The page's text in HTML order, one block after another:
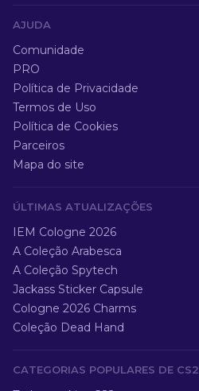
AJUDA
Comunidade
PRO
Política de Privacidade
Termos de Uso
Política de Cookies
Parceiros
Mapa do site
ÚLTIMAS ATUALIZAÇÕES
IEM Cologne 2026
A Coleção Arabesca
A Coleção Spytech
Jackass Sticker Capsule
Cologne 2026 Charms
Coleção Dead Hand
CATEGORIAS POPULARES DE CS2